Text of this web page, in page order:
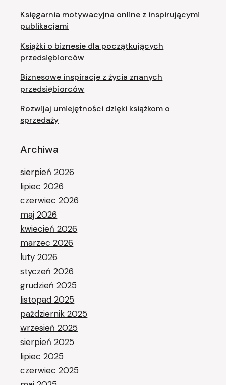
Księgarnia motywacyjna online z inspirującymi
publikacjami
Książki o biznesie dla początkujących
przedsiębiorców
Biznesowe inspiracje z życia znanych
przedsiębiorców
Rozwijaj umiejętności dzięki książkom o
sprzedaży
Archiwa
sierpień 2026
lipiec 2026
czerwiec 2026
maj 2026
kwiecień 2026
marzec 2026
luty 2026
styczeń 2026
grudzień 2025
listopad 2025
październik 2025
wrzesień 2025
sierpień 2025
lipiec 2025
czerwiec 2025